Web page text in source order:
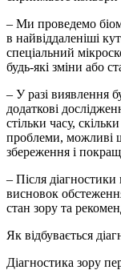
– Ми проведемо
в найвіддаленіші
спеціальний
будь-які зміни або
– У разі виявлення
додаткові
стільки часу,
проблеми, можливі
збереження і
– Після
висновок
стан зору та
Як відбувається
Діагностика зору